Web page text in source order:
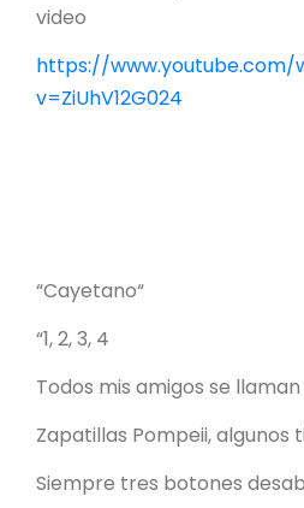
video
https://www.youtube.com/
v=ZiUhV12G024
“Cayetano“
“1, 2, 3, 4
Todos mis amigos se
Zapatillas Pompeii, algunos
Siempre tres botones